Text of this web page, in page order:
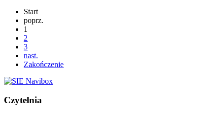
Start
poprz.
1
2
3
nast.
Zakończenie
Czytelnia